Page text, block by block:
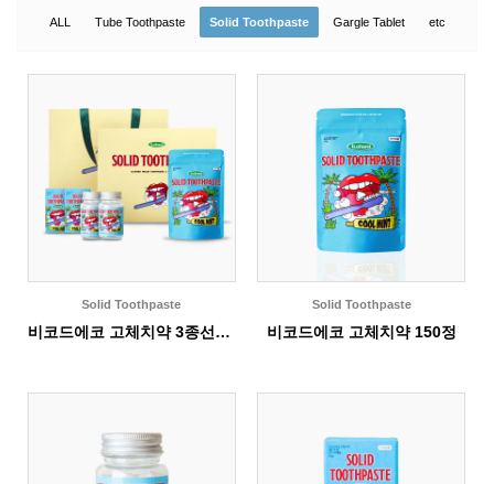
ALL Tube Toothpaste Solid Toothpaste Gargle Tablet etc
Solid Toothpaste
비코드에코 고체치약 3종선물세트
Solid Toothpaste
비코드에코 고체치약 150정